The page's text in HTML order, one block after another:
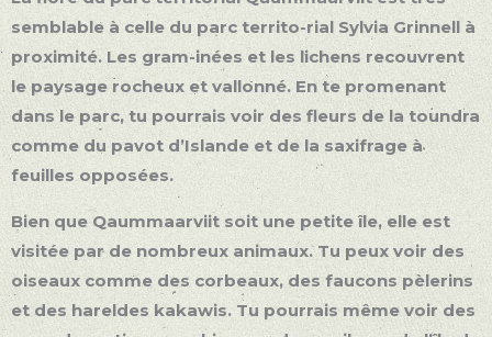
semblable à celle du parc territo-rial Sylvia Grinnell à
proximité. Les gram-inées et les lichens recouvrent
le paysage rocheux et vallonné. En te promenant
dans le parc, tu pourrais voir des fleurs de la toundra
comme du pavot d’Islande et de la saxifrage à
feuilles opposées.
Bien que Qaummaarviit soit une petite île, elle est
visitée par de nombreux animaux. Tu peux voir des
oiseaux comme des corbeaux, des faucons pèlerins
et des hareldes kakawis. Tu pourrais même voir des